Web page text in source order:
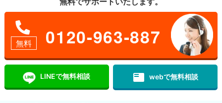
無料 0120-963-887
LINEで無料相談 featured_play_list webで無料相談